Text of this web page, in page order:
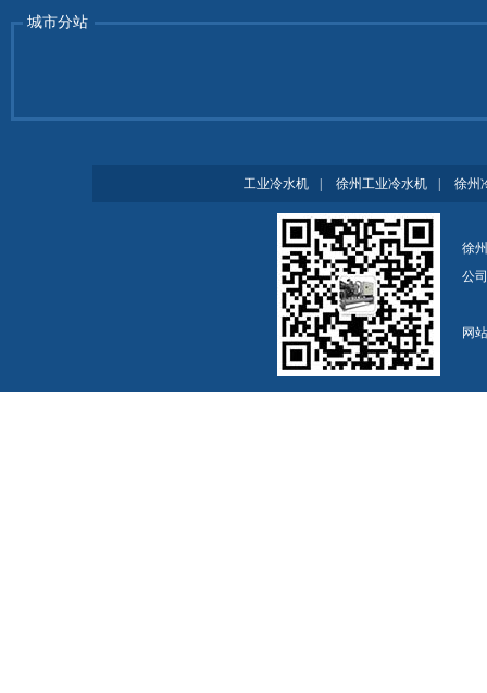
城市分站
工业冷水机 徐州工业冷水机 徐州
徐
公
网